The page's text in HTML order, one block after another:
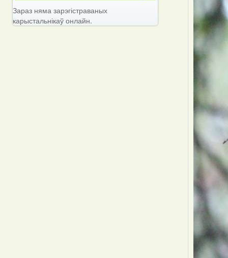
Зараз няма зарэгістраваных
карыстальнікаў онлайн.